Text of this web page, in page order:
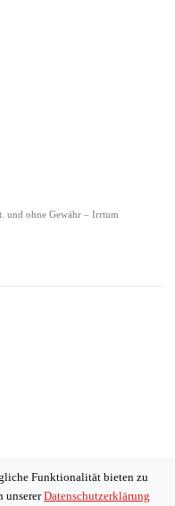
und ohne Gewähr – Irrtum
Funktionalität bieten zu
unsererDatenschutzerklärung